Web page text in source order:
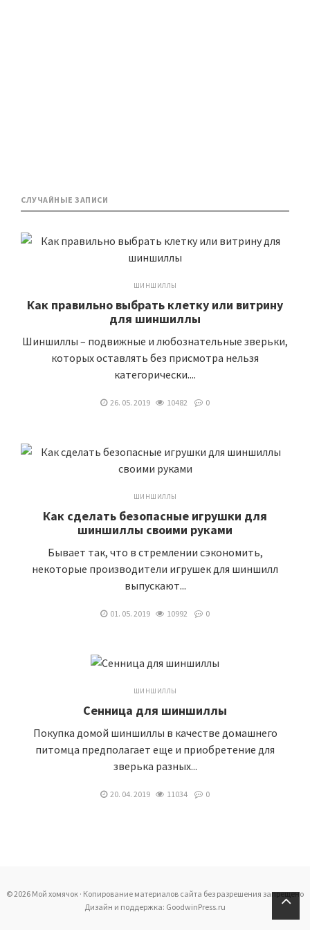
СЛУЧАЙНЫЕ ЗАПИСИ
ШИНШИЛЛЫ
Как правильно выбрать клетку или витрину
для шиншиллы
Шиншиллы – подвижные и любознательные зверьки,
которых оставлять без присмотра нельзя
категорически....
26. 05. 2019 10482 0
ШИНШИЛЛЫ
Как сделать безопасные игрушки для
шиншиллы своими руками
Бывает так, что в стремлении сэкономить,
некоторые производители игрушек для шиншилл
выпускают...
01. 05. 2019 10992 0
ШИНШИЛЛЫ
Сенница для шиншиллы
Покупка домой шиншиллы в качестве домашнего
питомца предполагает еще и приобретение для
зверька разных...
20. 04. 2019 11034 0
© 2026 Мой хомячок · Копирование материалов сайта без разрешения запрещено
Дизайн и поддержка: GoodwinPress.ru